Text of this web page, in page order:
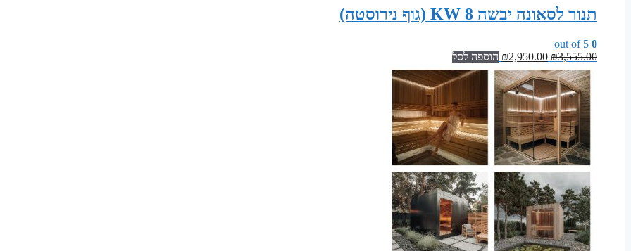
תנור לסאונה יבשה 8 KW (גוף נירוסטה)
0
₪3,555.00
המחיר
המקורי
היה:
₪3,555.00.
₪2,950.00
המחיר
הנוכחי
הוא:
₪2,950.00.
הוספה לסל